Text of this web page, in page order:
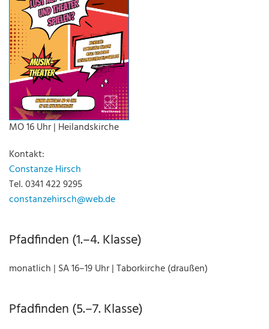
MO 16 Uhr | Heilandskirche
Kontakt:
Constanze Hirsch
Tel. 0341 422 9295
constanzehirsch@web.de
Pfadfinden (1.–4. Klasse)
monatlich | SA 16–19 Uhr | Taborkirche (draußen)
Pfadfinden (5.–7. Klasse)